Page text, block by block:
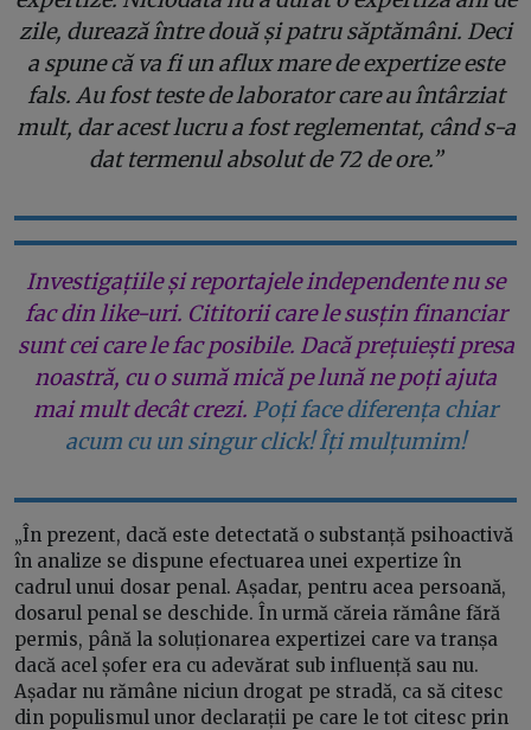
zile, durează între două și patru săptămâni. Deci
a spune că va fi un aflux mare de expertize este
fals. Au fost teste de laborator care au întârziat
mult, dar acest lucru a fost reglementat, când s-a
dat termenul absolut de 72 de ore.”
Investigațiile și reportajele independente nu se
fac din like-uri. Cititorii care le susțin financiar
sunt cei care le fac posibile. Dacă prețuiești presa
noastră, cu o sumă mică pe lună ne poți ajuta
mai mult decât crezi. Poți face diferența chiar
acum cu un singur click! Îți mulțumim!
„În prezent, dacă este detectată o substanță psihoactivă
în analize se dispune efectuarea unei expertize în
cadrul unui dosar penal. Așadar, pentru acea persoană,
dosarul penal se deschide. În urmă căreia rămâne fără
permis, până la soluționarea expertizei care va tranșa
dacă acel șofer era cu adevărat sub influență sau nu.
Așadar nu rămâne niciun drogat pe stradă, ca să citesc
din populismul unor declarații pe care le tot citesc prin